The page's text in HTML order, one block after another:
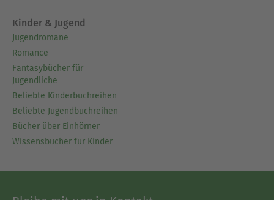
Kinder & Jugend
Jugendromane
Romance
Fantasybücher für
Jugendliche
Beliebte Kinderbuchreihen
Beliebte Jugendbuchreihen
Bücher über Einhörner
Wissensbücher für Kinder